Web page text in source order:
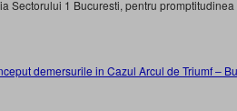
Sectorului 1 Bucuresti, pentru
demersurile in Cazul Arcul de Triumf –